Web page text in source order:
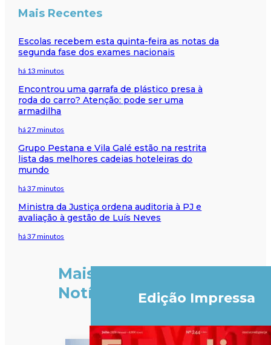
Mais Recentes
Escolas recebem esta quinta-feira as notas da
segunda fase dos exames nacionais
há 13 minutos
Encontrou uma garrafa de plástico presa à
roda do carro? Atenção: pode ser uma
armadilha
há 27 minutos
Grupo Pestana e Vila Galé estão na restrita
lista das melhores cadeias hoteleiras do
mundo
há 37 minutos
Ministra da Justiça ordena auditoria à PJ e
avaliação à gestão de Luís Neves
há 37 minutos
Mais
Notícias
Edição Impressa